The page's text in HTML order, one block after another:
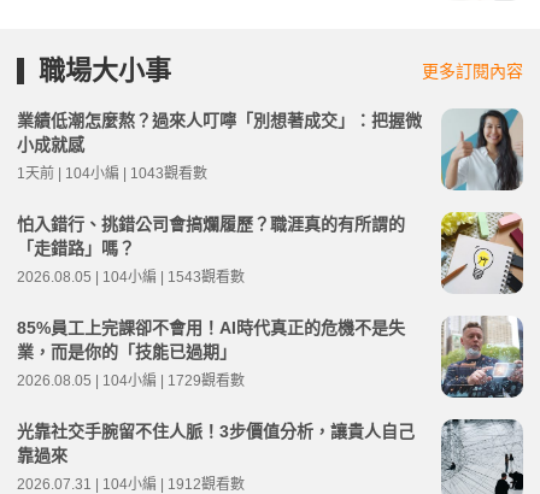
職場大小事 更多訂閱內容
業績低潮怎麼熬？過來人叮嚀「別想著成交」：把握微
小成就感
1天前 | 104小編 | 1043觀看數
怕入錯行、挑錯公司會搞爛履歷？職涯真的有所謂的
「走錯路」嗎？
2026.08.05 | 104小編 | 1543觀看數
85%員工上完課卻不會用！AI時代真正的危機不是失
業，而是你的「技能已過期」
2026.08.05 | 104小編 | 1729觀看數
光靠社交手腕留不住人脈！3步價值分析，讓貴人自己
靠過來
2026.07.31 | 104小編 | 1912觀看數